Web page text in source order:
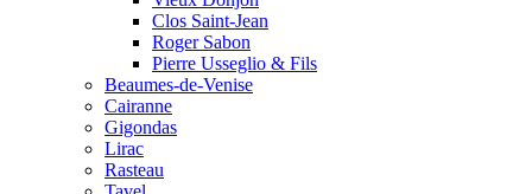
Clos Saint-Jean
Roger Sabon
Pierre Usseglio & Fils
Beaumes-de-Venise
Cairanne
Gigondas
Lirac
Rasteau